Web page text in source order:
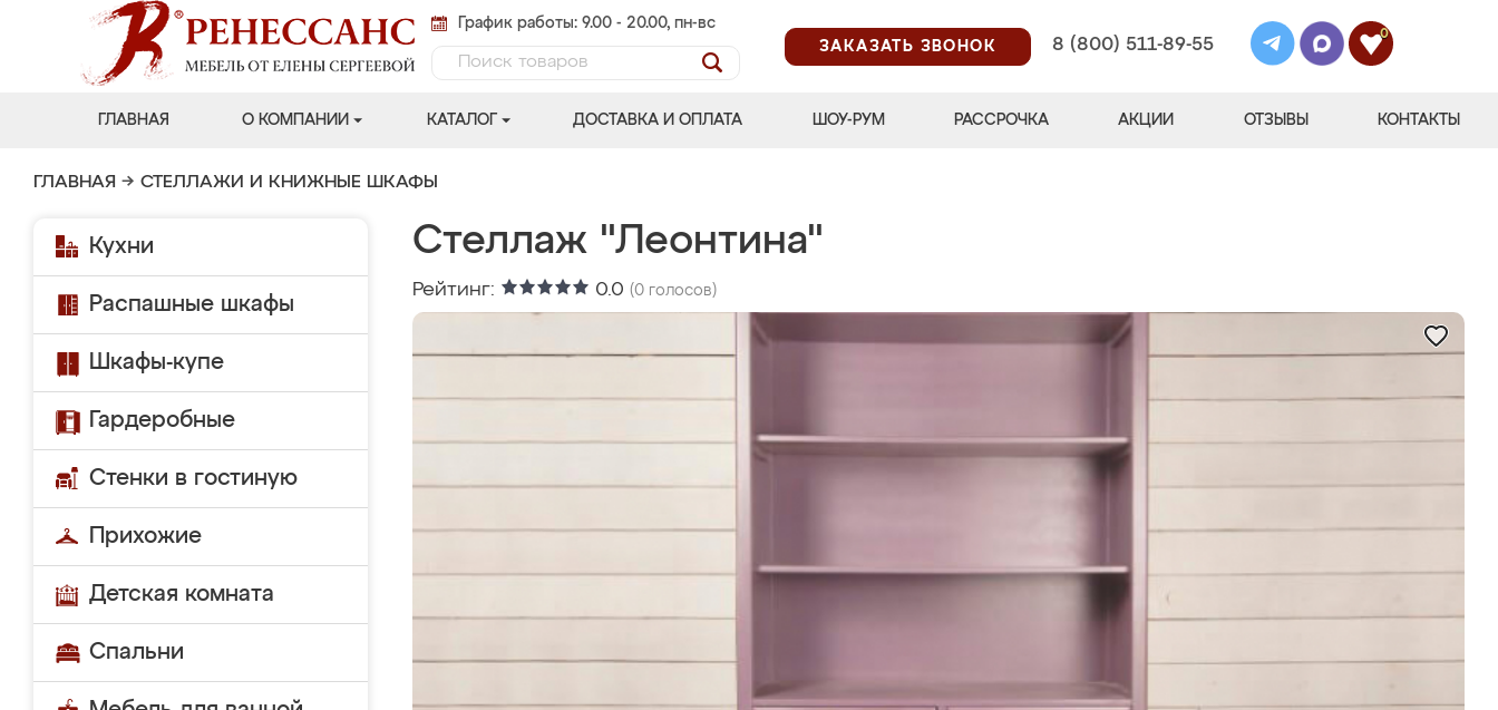
График работы: 9.00 - 20.00, пн-вс
ЗАКАЗАТЬ ЗВОНОК
8 (800) 511-89-55
0
ГЛАВНАЯ О КОМПАНИИ КАТАЛОГ ДОСТАВКА И ОПЛАТА ШОУ-РУМ РАССРОЧКА АКЦИИ ОТЗЫВЫ КОНТАКТЫ
ГЛАВНАЯ → СТЕЛЛАЖИ И КНИЖНЫЕ ШКАФЫ
Кухни
Распашные шкафы
Шкафы-купе
Гардеробные
Стенки в гостиную
Прихожие
Детская комната
Спальни
Стеллаж "Леонтина"
Рейтинг: 0.0 (0 голосов)